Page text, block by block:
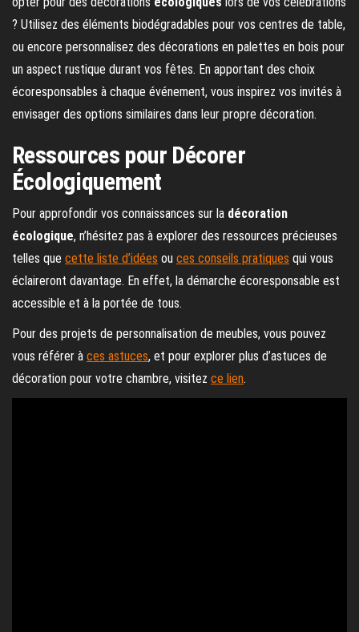
? Utilisez des éléments biodégradables pour vos centres de table,
ou encore personnalisez des décorations en palettes en bois pour
un aspect rustique durant vos fêtes. En apportant des choix
écoresponsables à chaque événement, vous inspirez vos invités à
envisager des options similaires dans leur propre décoration.
Ressources pour Décorer
Écologiquement
Pour approfondir vos connaissances sur la décoration
écologique, n’hésitez pas à explorer des ressources précieuses
telles que cette liste d’idées ou ces conseils pratiques qui vous
éclaireront davantage. En effet, la démarche écoresponsable est
accessible et à la portée de tous.
Pour des projets de personnalisation de meubles, vous pouvez
vous référer à ces astuces, et pour explorer plus d’astuces de
décoration pour votre chambre, visitez ce lien.